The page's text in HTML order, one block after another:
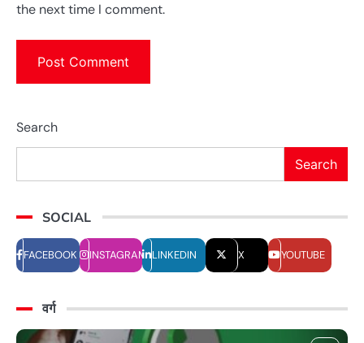
the next time I comment.
Search
Search
SOCIAL
FACEBOOK INSTAGRAM LINKEDIN X YOUTUBE
वर्ग